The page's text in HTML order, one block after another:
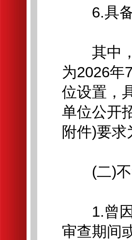
6.具备
其中，
为2026年
位设置，
单位公开
附件)要求
(二)不
1.曾因
审查期间